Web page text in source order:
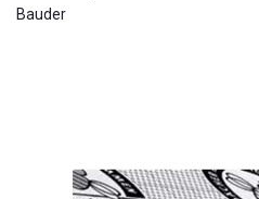
Bauder